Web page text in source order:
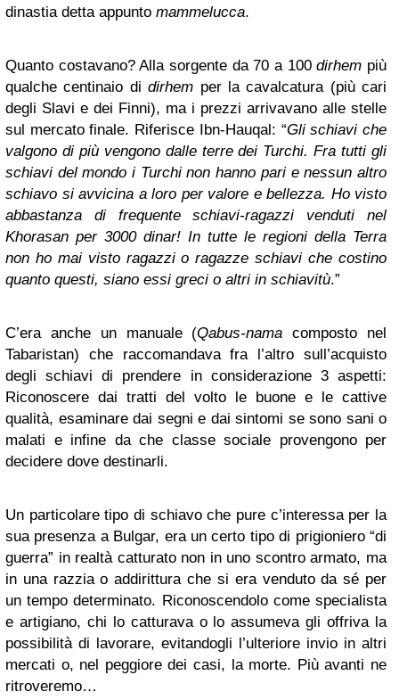
dinastia detta appunto mammelucca.
Quanto costavano? Alla sorgente da 70 a 100dirhem più
qualche centinaio didirhem per la cavalcatura (più cari
degli Slavi e dei Finni), ma i prezzi arrivavano alle stelle
sul mercato finale. Riferisce Ibn-Hauqal: “Gli schiavi che
valgono di più vengono dalle terre dei Turchi. Fra tutti gli
schiavi del mondo i Turchi non hanno pari e nessun altro
schiavo si avvicina a loro per valore e bellezza. Ho visto
abbastanza di frequente schiavi-ragazzi venduti nel
Khorasan per 3000 dinar! In tutte le regioni della Terra
non ho mai visto ragazzi o ragazze schiavi che costino
quanto questi, siano essi greci o altri in schiavitù.”
C’era anche un manuale (Qabus-nama composto nel
Tabaristan) che raccomandava fra l’altro sull’acquisto
degli schiavi di prendere in considerazione 3 aspetti:
Riconoscere dai tratti del volto le buone e le cattive
qualità, esaminare dai segni e dai sintomi se sono sani o
malati e infine da che classe sociale provengono per
decidere dove destinarli.
Un particolare tipo di schiavo che pure c’interessa per la
sua presenza a Bulgar, era un certo tipo di prigioniero “di
guerra” in realtà catturato non in uno scontro armato, ma
in una razzia o addirittura che si era venduto da sé per
un tempo determinato. Riconoscendolo come specialista
e artigiano, chi lo catturava o lo assumeva gli offriva la
possibilità di lavorare, evitandogli l’ulteriore invio in altri
mercati o, nel peggiore dei casi, la morte. Più avanti ne
ritroveremo…